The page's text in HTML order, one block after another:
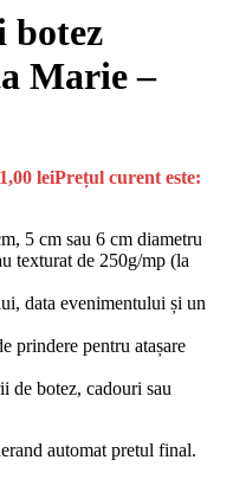
botez
Marie –
1,00 leiPrețul curent este:
5 cm sau 6 cm diametru
texturat de 250g/mp (la
data evenimentului și un
prindere pentru atașare
de botez, cadouri sau
automat pretul final.